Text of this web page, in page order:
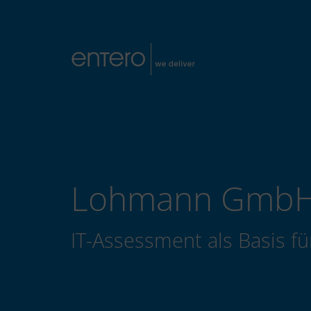
Lohmann
IT-Assessment als Basis